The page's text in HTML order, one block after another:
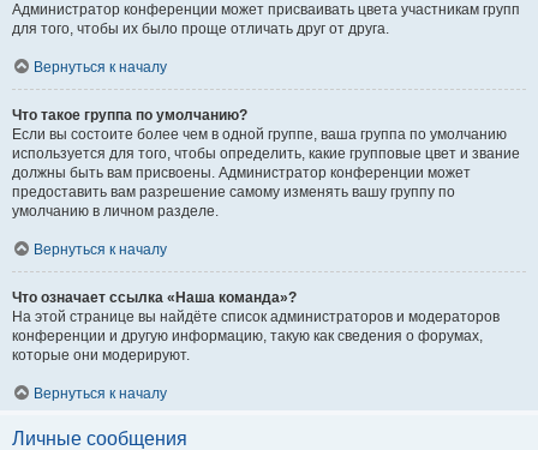
Администратор конференции может присваивать цвета участникам групп
для того, чтобы их было проще отличать друг от друга.
Вернуться к началу
Что такое группа по умолчанию?
Если вы состоите более чем в одной группе, ваша группа по умолчанию
используется для того, чтобы определить, какие групповые цвет и звание
должны быть вам присвоены. Администратор конференции может
предоставить вам разрешение самому изменять вашу группу по
умолчанию в личном разделе.
Вернуться к началу
Что означает ссылка «Наша команда»?
На этой странице вы найдёте список администраторов и модераторов
конференции и другую информацию, такую как сведения о форумах,
которые они модерируют.
Вернуться к началу
Личные сообщения